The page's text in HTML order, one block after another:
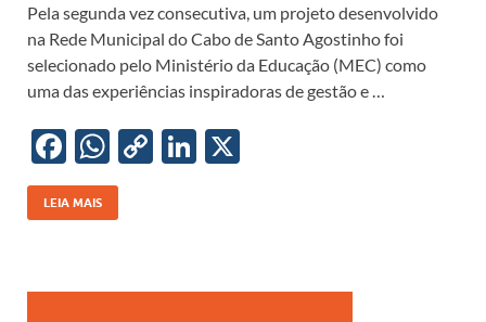
e
b
o
o
k
at
s
A
p
p
p
y
Li
n
k
k
e
dI
n
Pela segunda vez consecutiva, um projeto desenvolvido
na Rede Municipal do Cabo de Santo Agostinho foi
selecionado pelo Ministério da Educação (MEC) como
uma das experiências inspiradoras de gestão e …
F
ac
e
o
W
h
at
A
C
Li
Li
dI
LEIA MAIS